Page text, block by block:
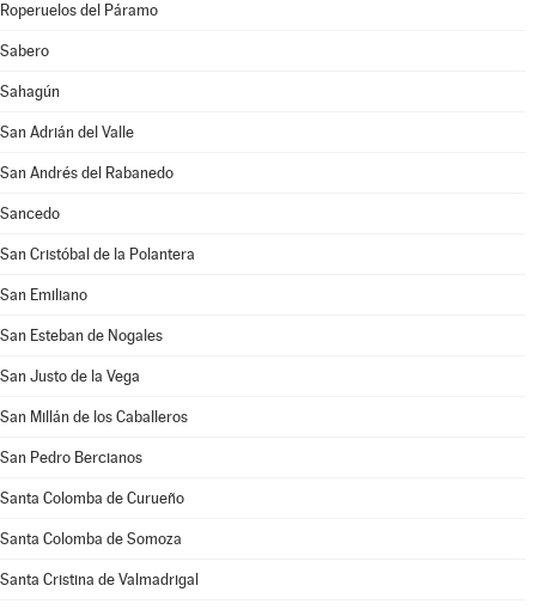
Roperuelos del Páramo
Sabero
Sahagún
San Adrián del Valle
San Andrés del Rabanedo
Sancedo
San Cristóbal de la Polantera
San Emiliano
San Esteban de Nogales
San Justo de la Vega
San Millán de los Caballeros
San Pedro Bercianos
Santa Colomba de Curueño
Santa Colomba de Somoza
Santa Cristina de Valmadrigal